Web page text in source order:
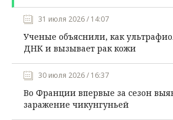
31 июля 2026 / 14:07
Ученые объяснили, как
ДНК и вызывает рак кожи
30 июля 2026 / 16:37
Во Франции впервые за сезон
заражение чикунгуньей